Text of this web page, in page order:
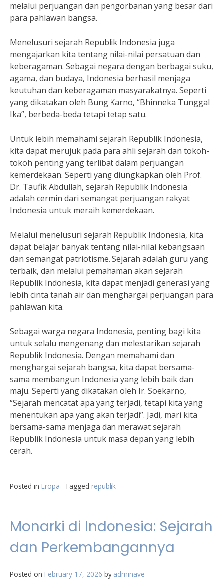
melalui perjuangan dan pengorbanan yang besar dari
para pahlawan bangsa.
Menelusuri sejarah Republik Indonesia juga
mengajarkan kita tentang nilai-nilai persatuan dan
keberagaman. Sebagai negara dengan berbagai suku,
agama, dan budaya, Indonesia berhasil menjaga
keutuhan dan keberagaman masyarakatnya. Seperti
yang dikatakan oleh Bung Karno, “Bhinneka Tunggal
Ika”, berbeda-beda tetapi tetap satu.
Untuk lebih memahami sejarah Republik Indonesia,
kita dapat merujuk pada para ahli sejarah dan tokoh-
tokoh penting yang terlibat dalam perjuangan
kemerdekaan. Seperti yang diungkapkan oleh Prof.
Dr. Taufik Abdullah, sejarah Republik Indonesia
adalah cermin dari semangat perjuangan rakyat
Indonesia untuk meraih kemerdekaan.
Melalui menelusuri sejarah Republik Indonesia, kita
dapat belajar banyak tentang nilai-nilai kebangsaan
dan semangat patriotisme. Sejarah adalah guru yang
terbaik, dan melalui pemahaman akan sejarah
Republik Indonesia, kita dapat menjadi generasi yang
lebih cinta tanah air dan menghargai perjuangan para
pahlawan kita.
Sebagai warga negara Indonesia, penting bagi kita
untuk selalu mengenang dan melestarikan sejarah
Republik Indonesia. Dengan memahami dan
menghargai sejarah bangsa, kita dapat bersama-
sama membangun Indonesia yang lebih baik dan
maju. Seperti yang dikatakan oleh Ir. Soekarno,
“Sejarah mencatat apa yang terjadi, tetapi kita yang
menentukan apa yang akan terjadi”. Jadi, mari kita
bersama-sama menjaga dan merawat sejarah
Republik Indonesia untuk masa depan yang lebih
cerah.
Posted in Eropa Tagged republik
Monarki di Indonesia: Sejarah
dan Perkembangannya
Posted on February 17, 2026 by adminave